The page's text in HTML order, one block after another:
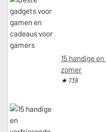
15 handige
zomer
★ 738